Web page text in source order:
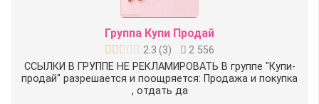
Группа Купи Продай
2.3 (3)
2 556
ССЫЛКИ В ГРУППЕ НЕ РЕКЛАМИРОВАТЬ В группе "Купи-
продай" разрешается и поощряется: Продажа и покупка
, отдать да